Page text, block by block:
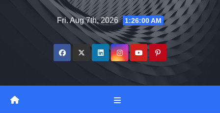
Fri. Aug 7th, 2026 1:26:01 AM